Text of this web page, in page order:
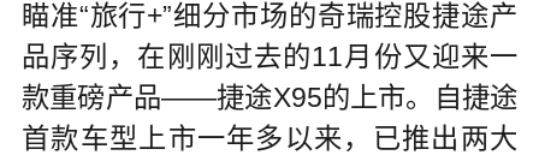
瞄准“旅行+”细分市场的奇瑞控股捷途产
品序列，在刚刚过去的11月份又迎来一
款重磅产品——捷途X95的上市。自捷途
首款车型上市一年多以来，已推出两大